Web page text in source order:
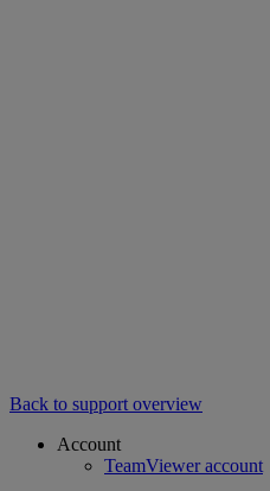
Back to support overview
Account
TeamViewer account